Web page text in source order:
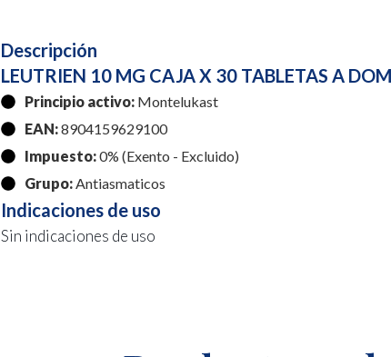
Descripción
LEUTRIEN 10 MG CAJA X 30 TABLETAS A
Principio activo:Montelukast
EAN:8904159629100
Impuesto:0% (Exento - Excluido)
Grupo:Antiasmaticos
Indicaciones de uso
Sin indicaciones de uso